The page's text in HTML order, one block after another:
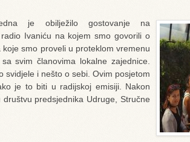
je obilježilo gostovanje na
Ivaniću na kojem smo govorili o
koje smo proveli u proteklom vremenu
svim članovima lokalne zajednice.
svidjele i nešto o sebi. Ovim posjetom
je to biti u radijskoj emisiji. Nakon
predsjednika Udruge, Stručne